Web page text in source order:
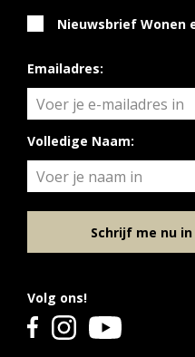
Volg ons!
Nieuwsbrief Wonen
Emailadres:
Volledige Naam:
Schrijf me nu in